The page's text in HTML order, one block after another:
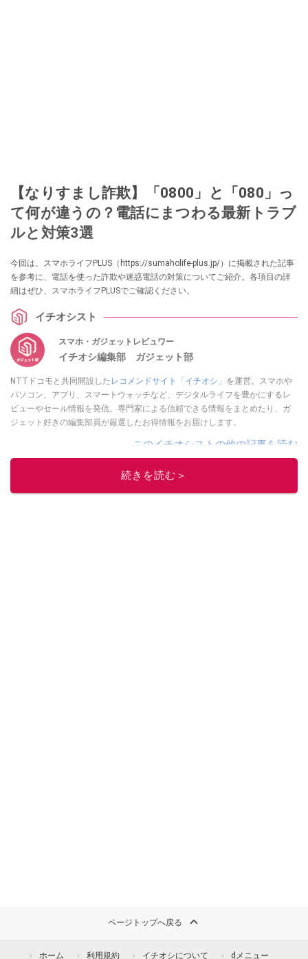
【なりすまし詐欺】「0800」と「080」っ
て何が違うの？電話にまつわる最新トラブ
ルと対策3選
今回は、スマホライフPLUS（https://sumaholife-plus.jp/）に掲載された記事
を参考に、電話を使った詐欺や迷惑電話の対策についてご紹介。各項目の詳
細はぜひ、スマホライフPLUSでご確認ください。
イチオシスト
スマホ・ガジェットレビュワー
イチオシ編集部 ガジェット部
NTTドコモと共同開設した レコメンドサイト「イチオシ」 を運営。スマホや
パソコン、アプリ、スマートウォッチなど、デジタルライフを豊かにするレ
ビューやセール情報を発信。専門家による信頼できる情報をまとめたり、ガ
ジェット好きの編集部員が厳選したお得情報をお届けします。
このイチオシストの他の記事を読む
続きを読む＞
ページトップへ戻る
ホーム 利用規約 イチオシについて dメニュー